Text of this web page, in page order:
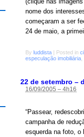
nome dos
começaram a ser
24 de maio, a
By luddista Posted in
especulação imobiliária
22 de setembro –
16/09/2005 – 4h16
“Passear,
campanha de
esquerda na foto, o